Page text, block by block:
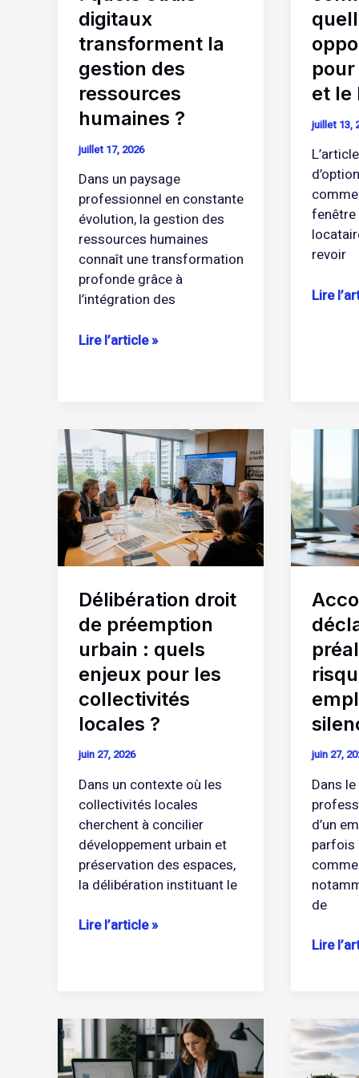
digitaux
transforment la
gestion des
ressources
humaines ?
juillet 17, 2026
Dans un paysage
professionnel en constante
évolution, la gestion des
ressources humaines
connaît une transformation
profonde grâce à
l’intégration des
des
ressources
humaines
?
Lire l’article »
et le
juillet 13,
fenêtre
revoir
le
bailleur
?
Lire
Délibération droit
de préemption
urbain : quels
enjeux pour les
collectivités
locales ?
juin 27, 2026
Dans un contexte où les
collectivités locales
cherchent à concilier
développement urbain et
préservation des espaces,
la délibération instituant le
Délibération
droit
de
préemption
urbain
quels
pour
les
collectivités
locales
?
Lire l’article »
juin 27,
Dans
d’un
parfois
de
:
quels
risques
les
silence
?
Lire
Combien
de
refus